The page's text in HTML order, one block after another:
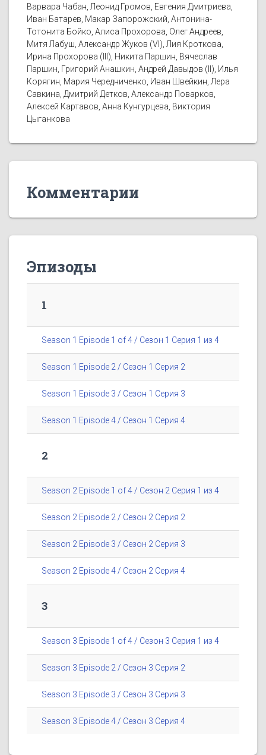
Варвара Чабан, Леонид Громов, Евгения Дмитриева,
Иван Батарев, Макар Запорожский, Антонина-
Тотонита Бойко, Алиса Прохорова, Олег Андреев,
Митя Лабуш, Александр Жуков (VI), Лия Кроткова,
Ирина Прохорова (III), Никита Паршин, Вячеслав
Паршин, Григорий Анашкин, Андрей Давыдов (II), Илья
Корягин, Мария Чередниченко, Иван Швейкин, Лера
Савкина, Дмитрий Детков, Александр Поварков,
Алексей Картавов, Анна Кунгурцева, Виктория
Цыганкова
Комментарии
Эпизоды
1
Season 1 Episode 1 of 4 / Сезон 1 Серия 1 из 4
Season 1 Episode 2 / Сезон 1 Серия 2
Season 1 Episode 3 / Сезон 1 Серия 3
Season 1 Episode 4 / Сезон 1 Серия 4
2
Season 2 Episode 1 of 4 / Сезон 2 Серия 1 из 4
Season 2 Episode 2 / Сезон 2 Серия 2
Season 2 Episode 3 / Сезон 2 Серия 3
Season 2 Episode 4 / Сезон 2 Серия 4
3
Season 3 Episode 1 of 4 / Сезон 3 Серия 1 из 4
Season 3 Episode 2 / Сезон 3 Серия 2
Season 3 Episode 3 / Сезон 3 Серия 3
Season 3 Episode 4 / Сезон 3 Серия 4